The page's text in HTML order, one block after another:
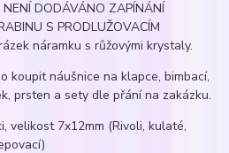
DODÁVÁNO ZAPÍNÁNÍ
S PRODLUŽOVACÍM
náramku s růžovými krystaly.
koupit náušnice na klapce, bimbací,
prsten a sety dle přání na zakázku.
velikost 7x12mm (Rivoli, kulaté,